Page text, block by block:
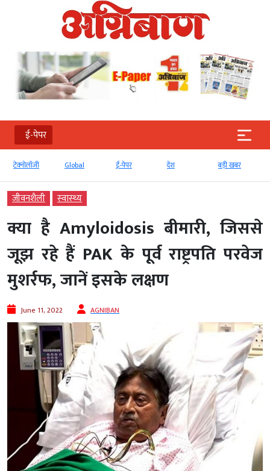
ई-पेपर
टेक्‍नोलॉजी Global ई-पेपर देश बड़ी खबर
जीवनशैली स्‍वास्‍थ्‍य
क्या है Amyloidosis बीमारी, जिससे
जूझ रहे हैं PAK के पूर्व राष्ट्रपति परवेज
मुशर्रफ, जानें इसके लक्षण
June 11, 2022 AGNIBAN